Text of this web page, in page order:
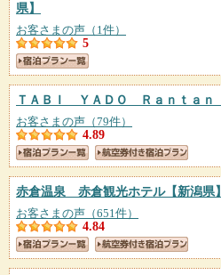
県】
お客さまの声（1件）
5
ＴＡＢＩ ＹＡＤＯ Ｒａｎｔａｎ
お客さまの声（79件）
4.89
赤倉温泉 赤倉観光ホテル【新潟県】
お客さまの声（651件）
4.84